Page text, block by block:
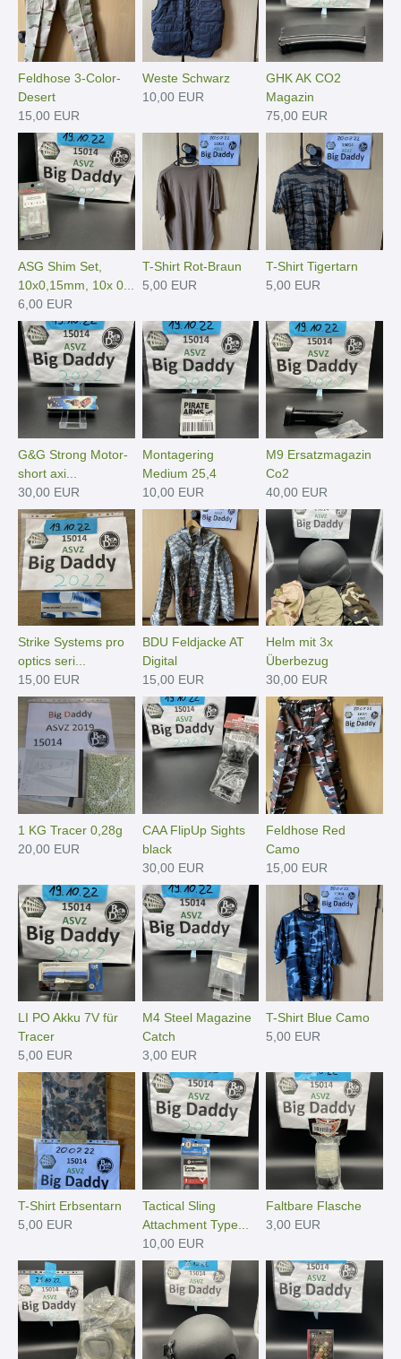
Feldhose 3-Color-
Desert
15,00 EUR
Weste Schwarz
10,00 EUR
GHK AK CO2
Magazin
75,00 EUR
ASG Shim Set,
10x0,15mm, 10x 0...
6,00 EUR
T-Shirt Rot-Braun
5,00 EUR
T-Shirt Tigertarn
5,00 EUR
G&G Strong Motor-
short axi...
30,00 EUR
Montagering
Medium 25,4
10,00 EUR
M9 Ersatzmagazin
Co2
40,00 EUR
Strike Systems pro
optics seri...
15,00 EUR
BDU Feldjacke AT
Digital
15,00 EUR
Helm mit 3x
Überbezug
30,00 EUR
1 KG Tracer 0,28g
20,00 EUR
CAA FlipUp Sights
black
30,00 EUR
Feldhose Red
Camo
15,00 EUR
LI PO Akku 7V für
Tracer
5,00 EUR
M4 Steel Magazine
Catch
3,00 EUR
T-Shirt Blue Camo
5,00 EUR
T-Shirt Erbsentarn
5,00 EUR
Tactical Sling
Attachment Type...
10,00 EUR
Faltbare Flasche
3,00 EUR